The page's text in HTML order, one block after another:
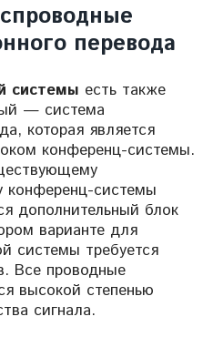
перевода
системы есть также
— система
которая является
конференц-системы.
конференц-системы
дополнительный блок
варианте для
системы требуется
Все проводные
высокой степенью
сигнала.